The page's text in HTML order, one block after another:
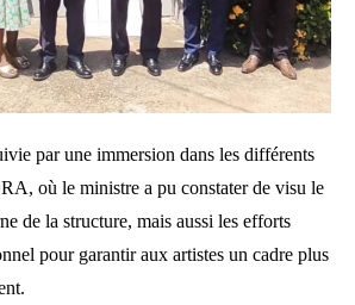
par une immersion dans les différents
où le ministre a pu constater de visu le
de la structure, mais aussi les efforts
pour garantir aux artistes un cadre plus